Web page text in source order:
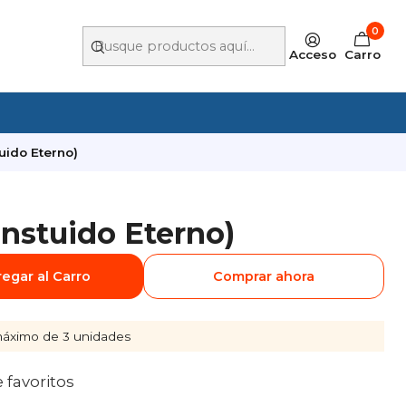
Acceso
0
Carro
Eterno)
Eterno)
al Carro Comprar ahora
de 3 unidades
favoritos